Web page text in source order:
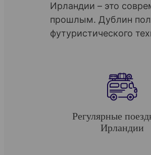
Ирландии – это
прошлым. Дублин
футуристического
Регулярные
Ирландии